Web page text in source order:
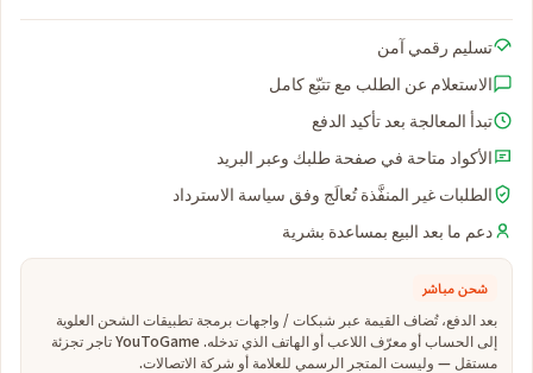
تسليم رقمي آمن
الاستعلام عن الطلب مع تتبّع كامل
تبدأ المعالجة بعد تأكيد الدفع
الأكواد متاحة في صفحة طلبك وعبر البريد
الطلبات غير المنفَّذة تُعالَج وفق سياسة الاسترداد
دعم ما بعد البيع بمساعدة بشرية
شحن مباشر
بعد الدفع، تُضاف القيمة عبر شبكات / واجهات برمجة تطبيقات الشحن العلوية
إلى الحساب أو معرّف اللاعب أو الهاتف الذي تدخله. YouToGame تاجر تجزئة
مستقل — وليست المتجر الرسمي للعلامة أو شركة الاتصالات.